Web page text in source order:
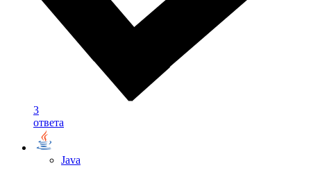
3
ответа
Java